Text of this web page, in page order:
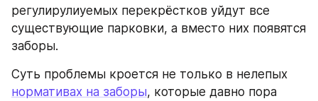
регулирулиуемых перекрёстков уйдут все
существующие парковки, а вместо них появятся
заборы.
нормативах на заборы, которые давно пора